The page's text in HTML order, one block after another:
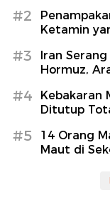
#2
Ketamin
#3
Iran
Hormuz,
#4
Kebakaran
Ditutup
#5
14 Orang
Maut di